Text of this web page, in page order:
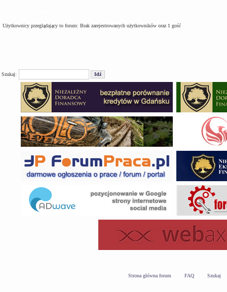
Użytkownicy przeglądający to forum: Brak zarejestrowanych użytkowników oraz 1 gość
Szukaj:
Strona główna forum FAQ Szukaj